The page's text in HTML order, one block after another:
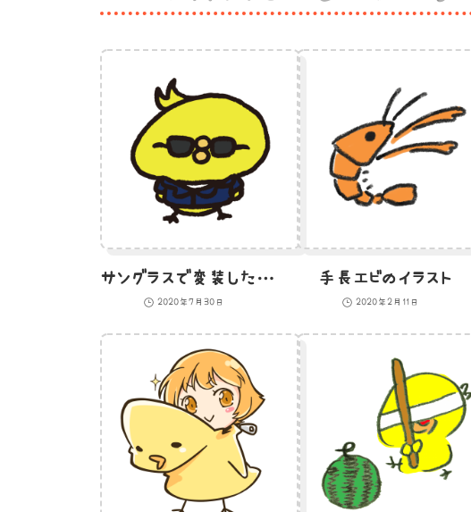
サングラスで変装した俳優のひよこのイラスト
2020年7月30日
手長エビのイラスト
2020年2月11日